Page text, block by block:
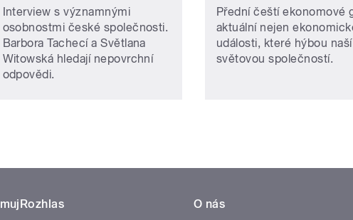
Interview s významnými
osobnostmi české společnosti.
Barbora Tachecí a Světlana
Witowská hledají nepovrchní
odpovědi.
Přední čeští ekonomové
aktuální nejen
události, které hýbou
světovou společností.
mujRozhlas O nás